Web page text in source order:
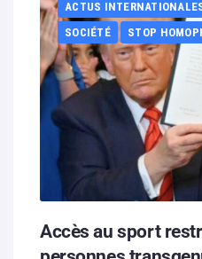
Partenaires
Contacts
Hébergement solidaire
ACTUS
SOCIÉTÉ
STOP
Accès au sport